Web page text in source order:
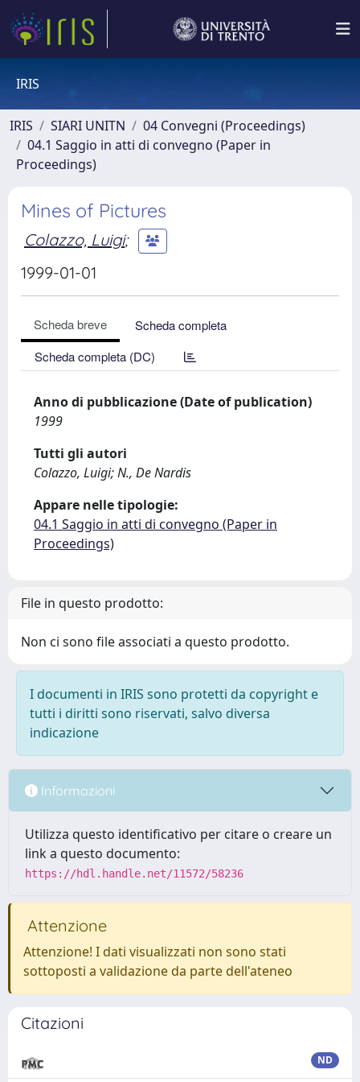
IRIS
IRIS SIARI UNITN
04 Convegni (Proceedings)
04.1 Saggio in atti di convegno (Paper in
Proceedings)
Mines of Pictures
Colazzo, Luigi;
1999-01-01
Scheda breve
Scheda completa
Scheda completa (DC)
Anno di pubblicazione (Date of publication)
1999
Tutti gli autori
Colazzo, Luigi; N., De Nardis
Appare nelle tipologie:
04.1 Saggio in atti di convegno (Paper in
Proceedings)
File in questo prodotto:
Non ci sono file associati a questo prodotto.
I documenti in IRIS sono protetti da copyright e
tutti i diritti sono riservati, salvo diversa
indicazione
Informazioni
Utilizza questo identificativo per citare o creare un
link a questo documento:
https://hdl.handle.net/11572/58236
Attenzione
Attenzione! I dati visualizzati non sono stati
sottoposti a validazione da parte dell'ateneo
Citazioni
ND